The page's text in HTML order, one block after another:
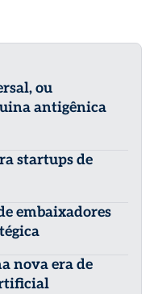
ou
antigênica
startups de
embaixadores
nova era de